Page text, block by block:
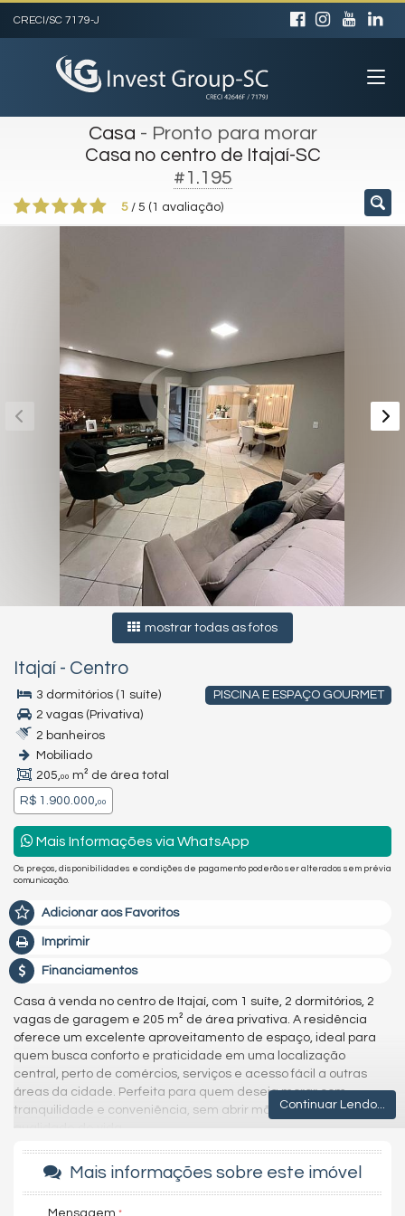
CRECI/SC 7179-J
Casa - Pronto para morar
Casa no centro de Itajaí-SC
#1.195
5 / 5 ( 1 avaliação)
mostrar todas as fotos
Itajaí - Centro
PISCINA E ESPAÇO GOURMET
3 dormitórios (1 suíte)
2 vagas (Privativa)
2 banheiros
Mobiliado
205,00 m² de área total
R$ 1.900.000,00
Mais Informações via WhatsApp
Os preços, disponibilidades e condições de pagamento poderão ser alterados sem prévia
comunicação.
Adicionar aos Favoritos
Imprimir
Financiamentos
Casa à venda no centro de Itajaí, com 1 suíte, 2 dormitórios, 2
vagas de garagem e 205 m² de área privativa. A residência
oferece um excelente aproveitamento de espaço, ideal para
quem busca conforto e praticidade em uma localização
central, perto de comércios, serviços e acesso fácil a outras
áreas da cidade. Perfeita para quem deseja morar com
tranquilidade e conveniência, sem abrir mão do espaço e da
qualidade de vida.
Nossaequipede corretores, todos credenciados peloCRECI,
está sempre pronta para atendê-lo e ajudá-lo a encontrar as
opções de imóveis mais adequadas para você. Estamos
comprometidos em fornecer as melhores oportunidades de
Continuar Lendo...
Mais informações sobre este imóvel
Mensagem